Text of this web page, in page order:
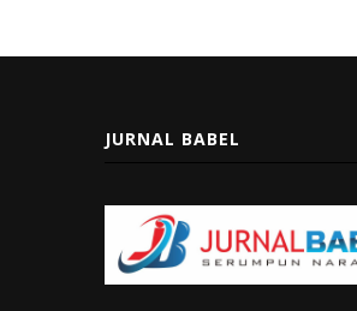
JURNAL BABEL